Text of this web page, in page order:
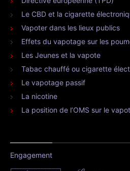
Le CBD et la cigarette
Vapoter dans les lieux publics
Effets du vapotage sur les
Les Jeunes et la vapote
Tabac chauffé ou cigarette
Le vapotage passif
La nicotine
La position de l’OMS sur le
Engagement